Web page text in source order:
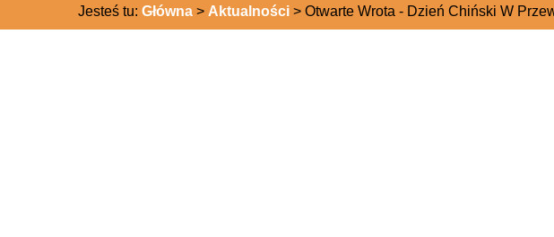
Jesteś tu: Główna > Aktualności > Otwarte Wrota - Dzień Chiński W